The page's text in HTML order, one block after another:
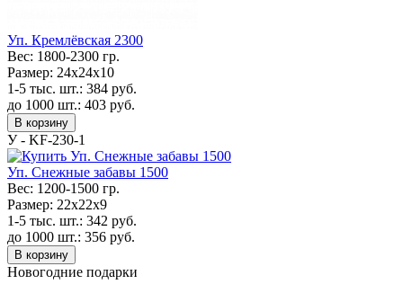
Уп. Кремлёвская 2300
Вес: 1800-2300 гр.
Размер: 24х24х10
1-5 тыс. шт.: 384 руб.
до 1000 шт.: 403 руб.
В корзину
У - KF-230-1
Уп. Снежные забавы 1500
Вес: 1200-1500 гр.
Размер: 22х22х9
1-5 тыс. шт.: 342 руб.
до 1000 шт.: 356 руб.
В корзину
Новогодние подарки